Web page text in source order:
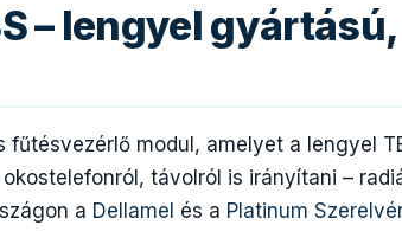
– lengyel
fűtésvezérlő modul, amelyet a lengyel
távolról is irányítani –
a Dellamel és a Platinum